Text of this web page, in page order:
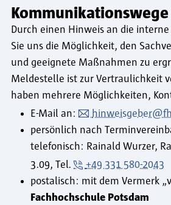
Kommunikationswege
Durch einen Hinweis an die
Sie uns die Möglichkeit, den
und geeignete Maßnahmen zu
Meldestelle ist zur Vertraulichkeit
haben mehrere Möglichkeiten,
E-Mail an:
persönlich nach
telefonisch: Rainald Wurzer,
3.09, Tel.
+49 331 580-2043
postalisch: mit dem Vermerk
Fachhochschule Potsdam